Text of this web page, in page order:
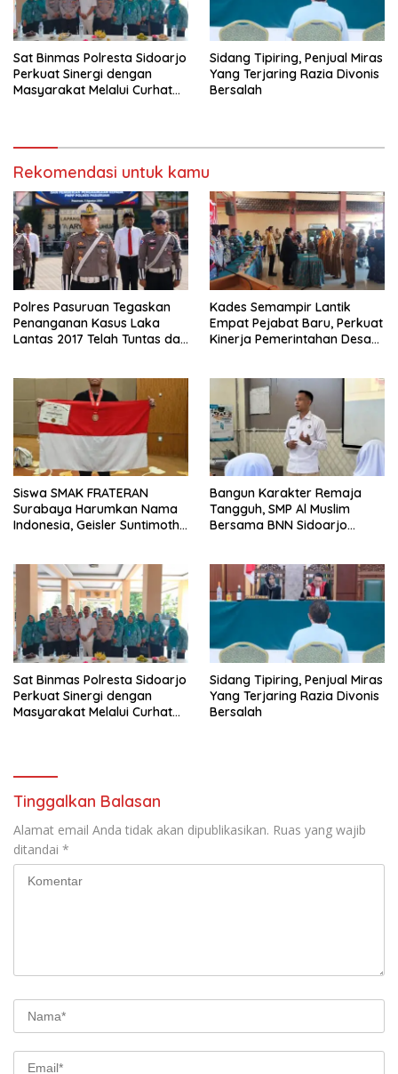
Sat Binmas Polresta Sidoarjo
Perkuat Sinergi dengan
Masyarakat Melalui Curhat
Sidang Tipiring, Penjual Miras
Yang Terjaring Razia Divonis
Bersalah
Rekomendasi untuk kamu
Polres Pasuruan Tegaskan
Penanganan Kasus Laka
Lantas 2017 Telah Tuntas dan
Kades Semampir Lantik
Empat Pejabat Baru, Perkuat
Kinerja Pemerintahan Desa
Siswa SMAK FRATERAN
Surabaya Harumkan Nama
Indonesia, Geisler Suntimothy
Bangun Karakter Remaja
Tangguh, SMP Al Muslim
Bersama BNN Sidoarjo
Sat Binmas Polresta Sidoarjo
Perkuat Sinergi dengan
Masyarakat Melalui Curhat
Sidang Tipiring, Penjual Miras
Yang Terjaring Razia Divonis
Bersalah
Tinggalkan Balasan
Alamat email Anda tidak akan dipublikasikan. Ruas yang wajib
ditandai *